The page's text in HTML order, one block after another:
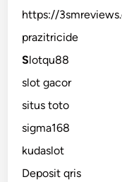
https://
prazitricide
Slotqu88
slot gacor
situs toto
sigma168
kudaslot
Deposit qris